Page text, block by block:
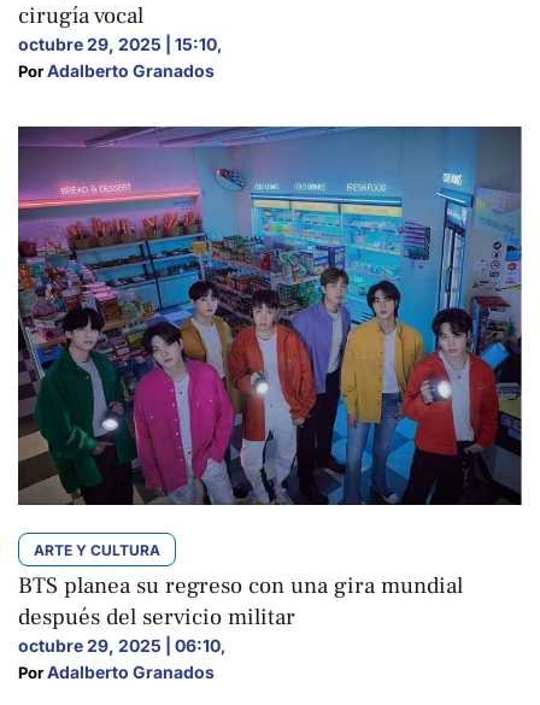
cirugía vocal
octubre 29, 2025 | 15:10,
Por Adalberto Granados
ARTE Y CULTURA
BTS planea su regreso con una gira mundial
después del servicio militar
octubre 29, 2025 | 06:10,
Por Adalberto Granados